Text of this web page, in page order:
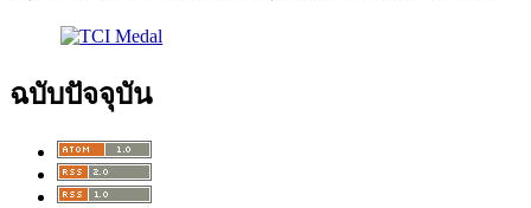
ฉบับปัจจุบัน